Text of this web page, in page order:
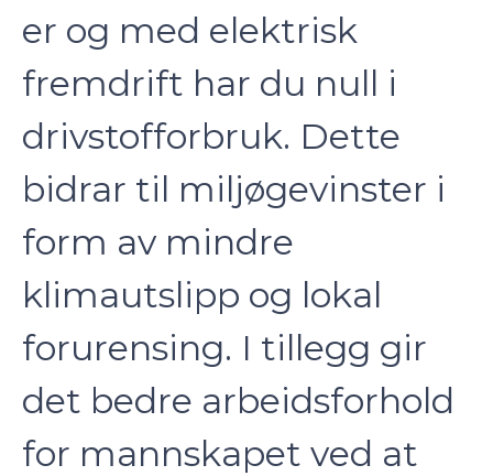
er og med elektrisk
fremdrift har du null i
drivstofforbruk. Dette
bidrar til miljøgevinster i
form av mindre
klimautslipp og lokal
forurensing. I tillegg gir
det bedre arbeidsforhold
for mannskapet ved at